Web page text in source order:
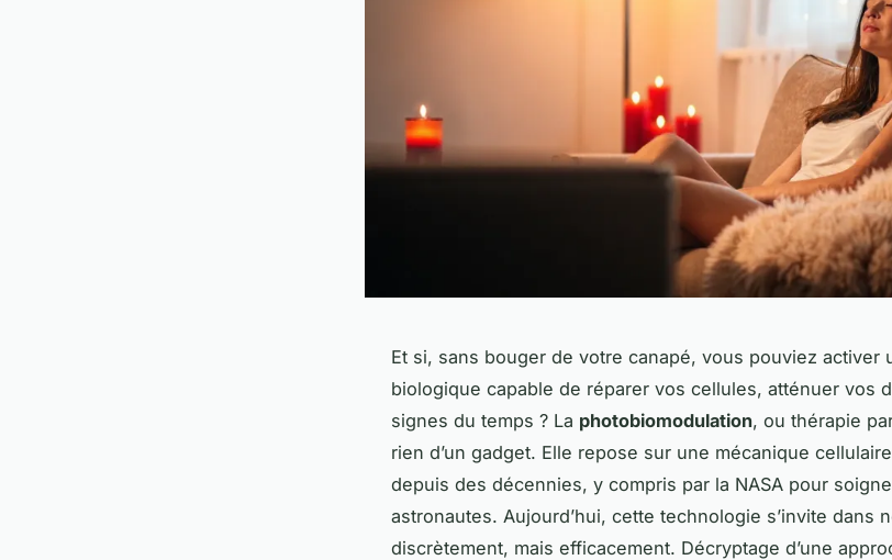
Et si, sans bouger de votre canapé, vous pouviez activer
biologique capable de réparer vos cellules, atténuer vos
signes du temps ? La photobiomodulation, ou thérapie
rien d’un gadget. Elle repose sur une mécanique
depuis des décennies, y compris par la NASA pour
astronautes. Aujourd’hui, cette technologie s’invite dans
discrètement, mais efficacement. Décryptage d’une